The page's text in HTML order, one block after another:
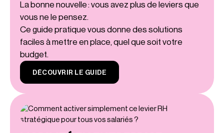
La bonne nouvelle : vous avez plus de leviers que
vous ne le pensez.
Ce guide pratique vous donne des solutions
faciles à mettre en place, quel que soit votre
budget.
DÉCOUVRIR LE GUIDE